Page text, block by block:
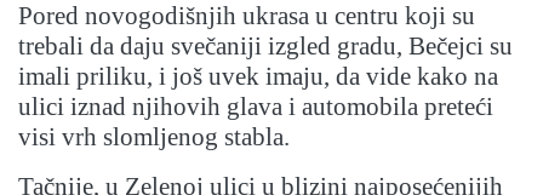
Pored novogodišnjih ukrasa u centru koji su
trebali da daju svečaniji izgled gradu, Bečejci su
imali priliku, i još uvek imaju, da vide kako na
ulici iznad njihovih glava i automobila preteći
visi vrh slomljenog stabla.
Tačnije, u Zelenoj ulici u blizini najposećenijih